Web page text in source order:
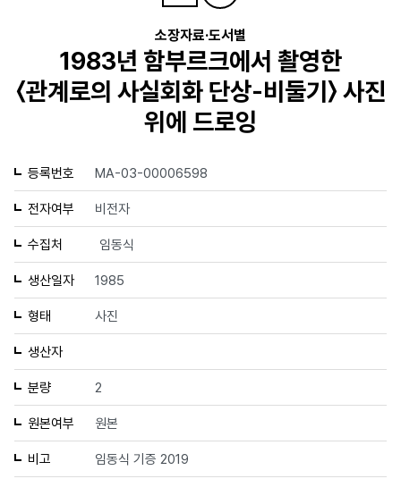
소장자료·도서별
1983년 함부르크에서 촬영한
〈관계로의 사실회화 단상-비둘기〉 사진
위에 드로잉
등록번호 MA-03-00006598
전자여부 비전자
수집처 임동식
생산일자 1985
형태 사진
생산자
분량 2
원본여부 원본
비고 임동식 기증 2019